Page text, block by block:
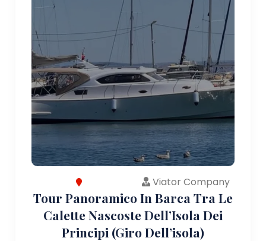
Viator Company
Tour Panoramico In Barca Tra Le
Calette Nascoste Dell’Isola Dei
Principi (giro Dell’isola)